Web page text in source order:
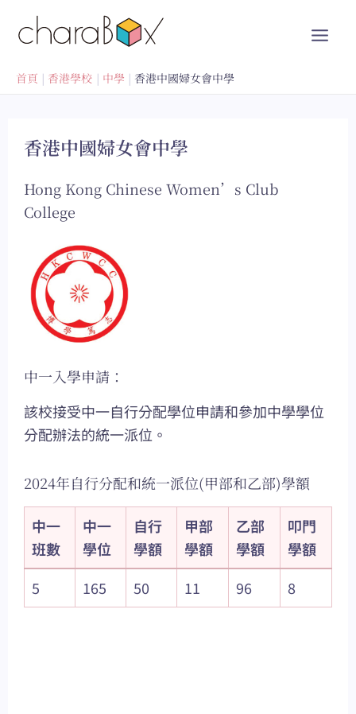
首頁 香港學校 中學 香港中國婦女會中學
香港中國婦女會中學
Hong Kong Chinese Women’s Club
College
中一入學申請：
該校接受中一自行分配學位申請和參加中學學位
分配辦法的統一派位。
2024年自行分配和統一派位(甲部和乙部)學額
中一
班數
中一
學位
自行
學額
甲部
學額
乙部
學額
叩門
學額
5
165 50 11 96 8